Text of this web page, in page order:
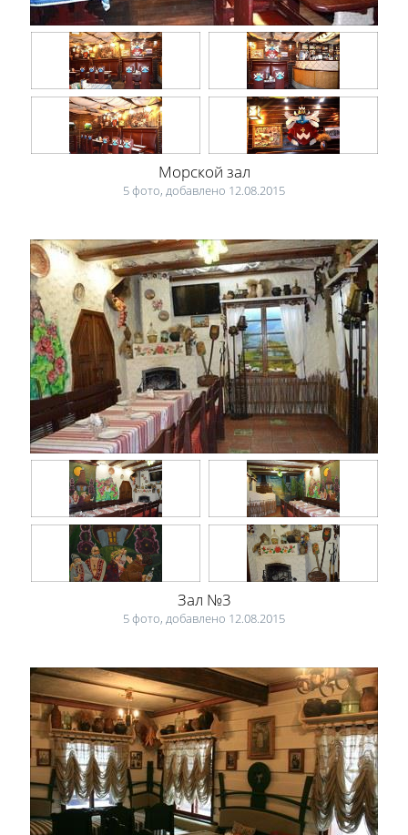
Морской зал
5 фото, добавлено 12.08.2015
Зал №3
5 фото, добавлено 12.08.2015